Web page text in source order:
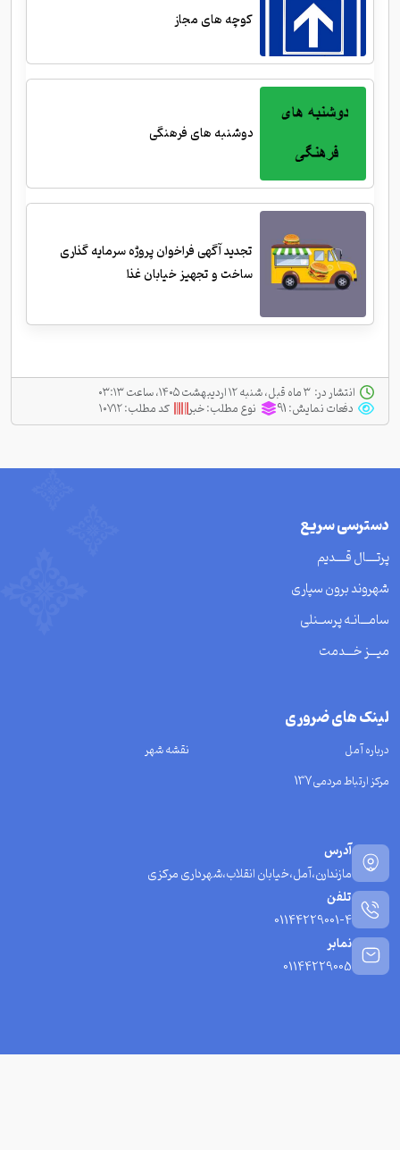
کوچه های مجاز
دوشنبه های فرهنگی
تجدید آگهی فراخوان پروژه سرمایه گذاری
ساخت و تجهیز خیابان غذا
انتشار در:
دفعات نمایش:91 نوع مطلب:خبر کد مطلب:۱۰۷۱۲
دسترسی سریع
پرتــــال قــــدیم
شهروند برون سپاری
سامـــانـه پرســنلی
میـــز خـــدمت
لینک های ضروری
درباره آمل
نقشه شهر
مرکز ارتباط مردمی137
آدرس
مازندارن،آمل،خیابان انقلاب،شهرداری مرکزی
تلفن
01144229001-4
نمابر
01144229005